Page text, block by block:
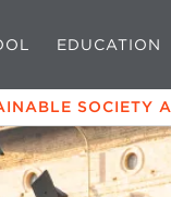
EDUCATION
SOCIETY